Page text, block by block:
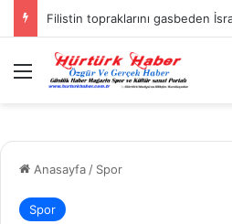
Menü
Anasayfa / Spor
Spor